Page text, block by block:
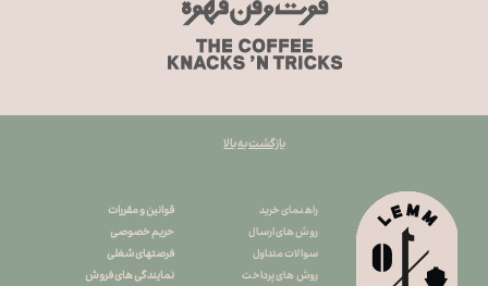
راهنمای خرید
روش های ارسال
سوالات متداول
روش های پرداخت
قوانین و مقررات
حریم خصوصی
فرصتهای شغلی
نمایندگی های فروش
بازگشت به بالا